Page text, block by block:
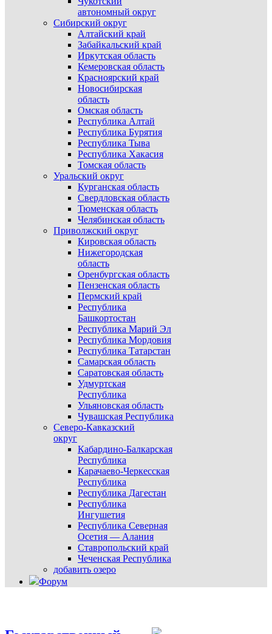
автономный округ
Сибирский округ
Алтайский край
Забайкальский край
Иркутская область
Кемеровская область
Красноярский край
Новосибирская
область
Омская область
Республика Алтай
Республика Бурятия
Республика Тыва
Республика Хакасия
Томская область
Уральский округ
Курганская область
Свердловская область
Тюменская область
Челябинская область
Приволжский округ
Кировская область
Нижегородская
область
Оренбургская область
Пензенская область
Пермский край
Республика
Башкортостан
Республика Марий Эл
Республика Мордовия
Республика Татарстан
Самарская область
Саратовская область
Удмуртская
Республика
Ульяновская область
Чувашская Республика
Северо-Кавказский
округ
Кабардино-Балкарская
Республика
Карачаево-Черкесская
Республика
Республика Дагестан
Республика
Ингушетия
Республика Северная
Осетия — Алания
Ставропольский край
Чеченская Республика
добавить озеро
Форум